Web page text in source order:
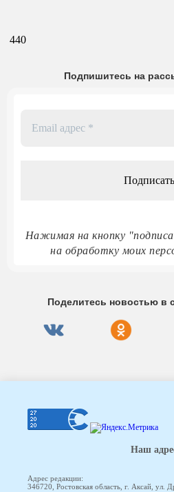
440
Подпишитесь на
Нажимая на кнопку
на обработку моих
Поделитесь новостью в
Наш
Адрес редакции:
346720, Ростовская область, г. Аксай, ул.